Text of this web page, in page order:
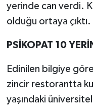
yerinde can verdi.
olduğu ortaya çıktı.
PSİKOPAT 10
Edinilen bilgiye
zincir restorantta
yaşındaki